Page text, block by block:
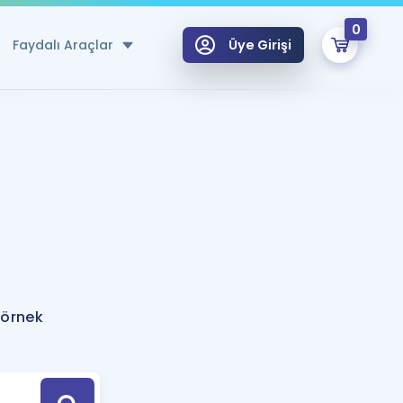
Faydalı Araçlar
Hesaplama Aracı
için Öneriler
Tek Takvimde
Üye Girişi
0